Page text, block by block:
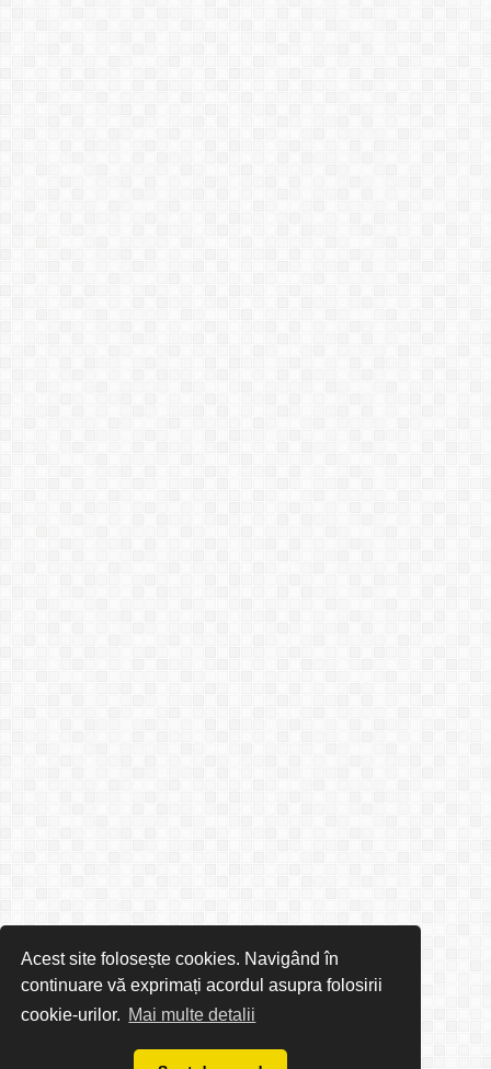
Acest site folosește cookies. Navigând în
continuare vă exprimați acordul asupra folosirii
cookie-urilor. Mai multe detalii